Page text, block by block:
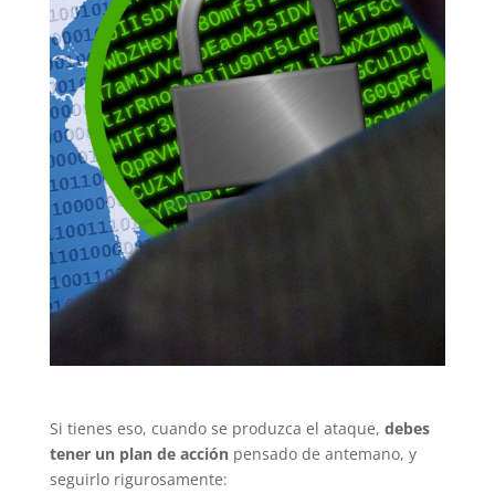
Si tienes eso, cuando se produzca el ataque, debes
tener un plan de acciónpensado de antemano, y
seguirlo rigurosamente: